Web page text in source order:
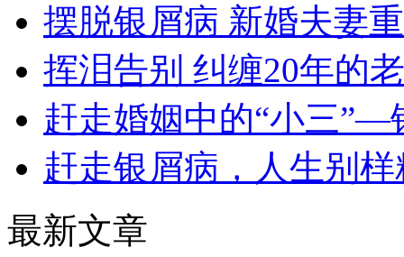
摆脱银屑病 新婚夫妻
挥泪告别 纠缠20年的
赶走婚姻中的“小三”—
赶走银屑病，人生别
最新文章